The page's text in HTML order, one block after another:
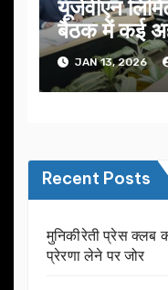
यूजेवीएन
बैठक में कई
JAN 13, 2026
Recent Posts
मुनिकीरेती प्रेस क्लब
प्रेरणा लेने पर जोर